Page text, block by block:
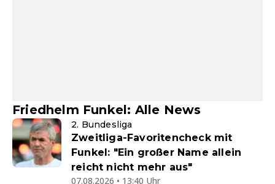
Friedhelm Funkel: Alle News
2. Bundesliga
Zweitliga-Favoritencheck mit
Funkel: "Ein großer Name allein
reicht nicht mehr aus"
07.08.2026 • 13:40 Uhr